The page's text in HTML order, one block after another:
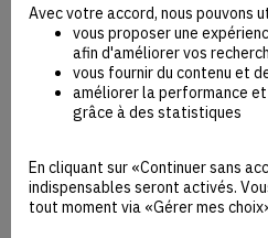
Contact
Mentions Légales
CGU
Avec votre accord, nous pouvons
vous proposer une
afin d'améliorer vos
vous fournir du contenu et
améliorer la performance
grâce à des statistiques
En cliquant sur «Continuer sans
indispensables seront activés.
tout moment via «Gérer mes